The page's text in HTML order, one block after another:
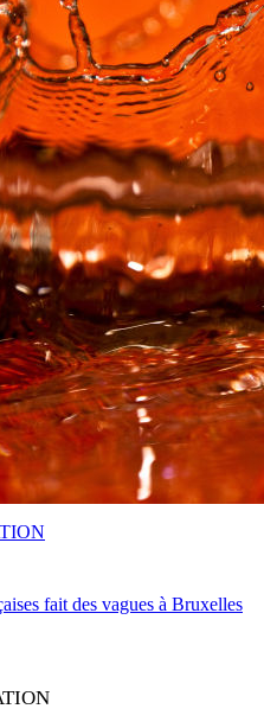
fait des vagues à Bruxelles